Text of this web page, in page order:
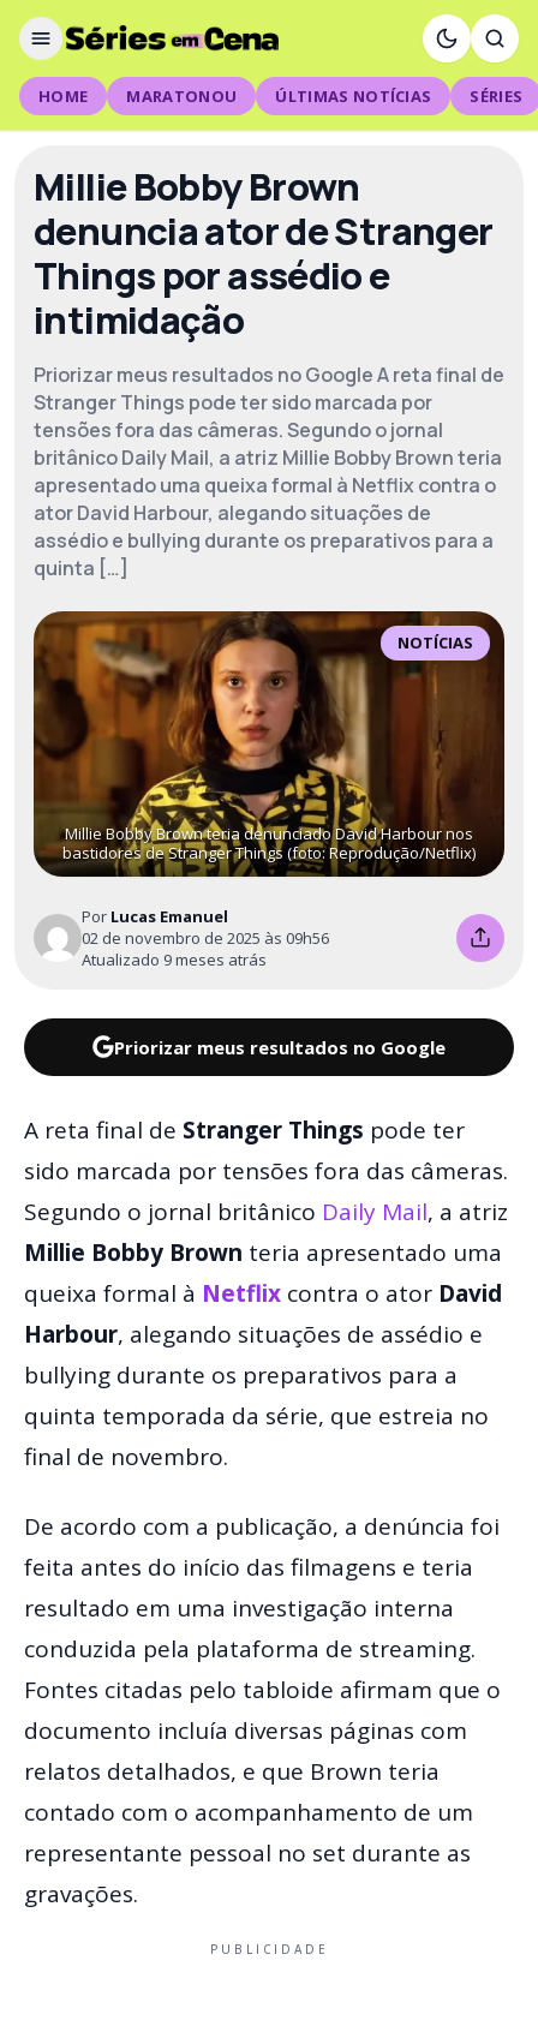
HOME MARATONOU ÚLTIMAS NOTÍCIAS SÉRIES
Millie Bobby Brown
denuncia ator de Stranger
Things por assédio e
intimidação
Priorizar meus resultados no Google A reta final de
Stranger Things pode ter sido marcada por
tensões fora das câmeras. Segundo o jornal
britânico Daily Mail, a atriz Millie Bobby Brown teria
apresentado uma queixa formal à Netflix contra o
ator David Harbour, alegando situações de
assédio e bullying durante os preparativos para a
quinta […]
NOTÍCIAS
Millie Bobby Brown teria denunciado David Harbour nos
bastidores de Stranger Things (foto: Reprodução/Netflix)
Por Lucas Emanuel
02 de novembro de 2025 às 09h56
Atualizado 9 meses atrás
Priorizar meus resultados no Google
A reta final de Stranger Things pode ter
sido marcada por tensões fora das câmeras.
Segundo o jornal britânico Daily Mail, a atriz
Millie Bobby Brown teria apresentado uma
queixa formal à Netflix contra o ator David
Harbour, alegando situações de assédio e
bullying durante os preparativos para a
quinta temporada da série, que estreia no
final de novembro.
De acordo com a publicação, a denúncia foi
feita antes do início das filmagens e teria
resultado em uma investigação interna
conduzida pela plataforma de streaming.
Fontes citadas pelo tabloide afirmam que o
documento incluía diversas páginas com
relatos detalhados, e que Brown teria
contado com o acompanhamento de um
representante pessoal no set durante as
gravações.
PUBLICIDADE